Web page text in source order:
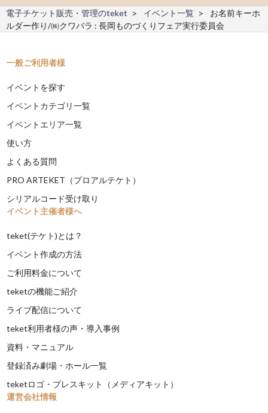
電子チケット販売・管理のteket
イベント一覧
お名前キーホ
ルダー作り/㈱クワバラ : 長岡ものづくりフェア実行委員会
一般ご利用者様
イベントを探す
イベントカテゴリ一覧
イベントエリア一覧
使い方
よくある質問
PRO ARTEKET（プロアルテケト）
シリアルコード受け取り
イベント主催者様へ
teket(テケト)とは？
イベント作成の方法
ご利用料金について
teketの機能ご紹介
ライブ配信について
teket利用者様の声・導入事例
資料・マニュアル
登録済み劇場・ホール一覧
teketロゴ・プレスキット（メディアキット）
運営会社情報